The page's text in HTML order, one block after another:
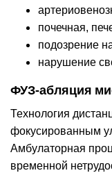
почечная,
подозрение
нарушение
ФУЗ-абляция
Технология
фокусированным
Амбулаторная
временной